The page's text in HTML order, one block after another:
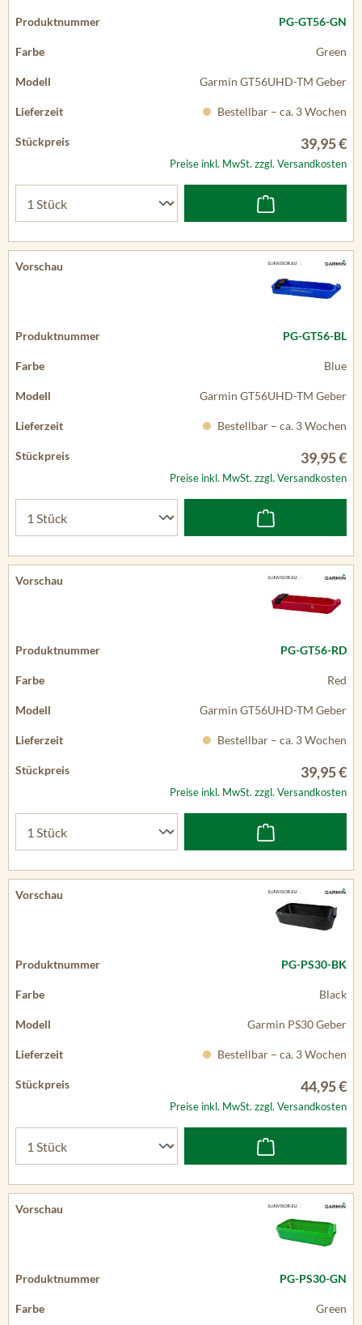
PG-GT56-GN
Green
Garmin GT56UHD-TM Geber
Bestellbar – ca. 3 Wochen
39,95 €
Preise inkl. MwSt. zzgl. Versandkosten
PG-GT56-BL
Blue
Garmin GT56UHD-TM Geber
Bestellbar – ca. 3 Wochen
39,95 €
Preise inkl. MwSt. zzgl. Versandkosten
PG-GT56-RD
Red
Garmin GT56UHD-TM Geber
Bestellbar – ca. 3 Wochen
39,95 €
Preise inkl. MwSt. zzgl. Versandkosten
PG-PS30-BK
Black
Garmin PS30 Geber
Bestellbar – ca. 3 Wochen
44,95 €
Preise inkl. MwSt. zzgl. Versandkosten
PG-PS30-GN
Green